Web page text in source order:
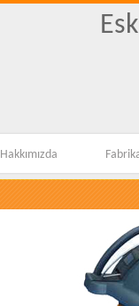
Hakkımızda